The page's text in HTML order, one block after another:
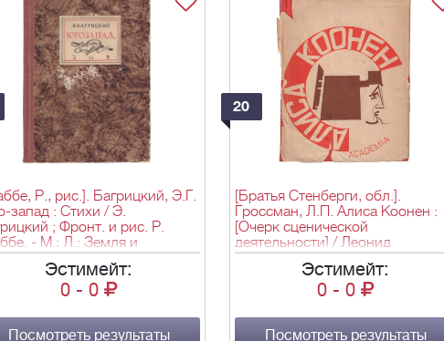
Р., рис.]. Багрицкий, Э.Г.
запад : Стихи / Э.
; Фронт. и рис. Р.
- М.; Л.: Земля и
1930. - 102 с., 1 л.
(ил.), [1] с. объявл.: ил.;
Эстимейт:
0 -0
Посмотреть результаты
20
[Братья Стенберги, обл.].
Гроссман, Л.П. Алиса Коонен :
[Очерк сценической
деятельности] / Леонид
Гроссман. - М.; Л.: Academia,
1930 (Л.: гос. тип. им. Ив.
Федорова). - 105, [2] с., [3] вкл. л.
см. - 3 000 экз.
Эстимейт:
0 -0
Посмотреть результаты